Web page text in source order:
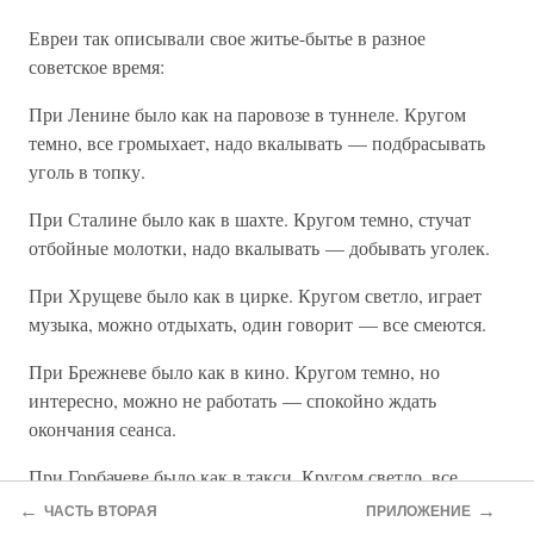
Евреи так описывали свое житье-бытье в разное
советское время:
При Ленине было как на паровозе в туннеле. Кругом
темно, все громыхает, надо вкалывать — подбрасывать
уголь в топку.
При Сталине было как в шахте. Кругом темно, стучат
отбойные молотки, надо вкалывать — добывать уголек.
При Хрущеве было как в цирке. Кругом светло, играет
музыка, можно отдыхать, один говорит — все смеются.
При Брежневе было как в кино. Кругом темно, но
интересно, можно не работать — спокойно ждать
окончания сеанса.
При Горбачеве было как в такси. Кругом светло, все
безбоязненно нарушают правила движения, но чем
← ЧАСТЬ ВТОРАЯ ПРИЛОЖЕНИЕ →